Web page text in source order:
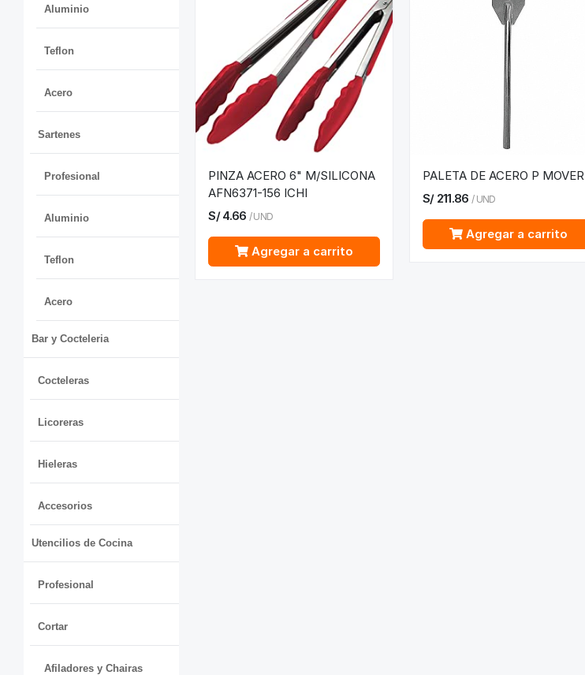
Aluminio
Teflon
Acero
Sartenes
Profesional
Aluminio
Teflon
Acero
Bar y Cocteleria
Cocteleras
Licoreras
Hieleras
Accesorios
Utencilios de Cocina
Profesional
Cortar
Afiladores y Chairas
PINZA ACERO 6" M/SILICONA
AFN6371-156 ICHI
S/4.66 /UND
Agregar a carrito
PALETA DE ACERO P MOVER
S/ 211.86 / UND
Agregar a carrito